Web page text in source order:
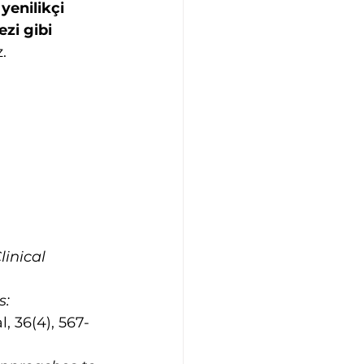
yenilikçi
gibi
36(4), 567-